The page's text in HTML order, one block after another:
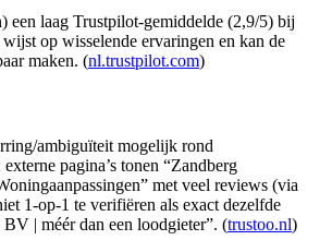
een laag Trustpilot-gemiddelde (2,9/5) bij
op wisselende ervaringen en kan de
maken. (nl.trustpilot.com)
ambiguïteit mogelijk rond
pagina’s tonen “Zandberg
met veel reviews (via
1-op-1 te verifiëren als exact dezelfde
| méér dan een loodgieter”. (trustoo.nl)